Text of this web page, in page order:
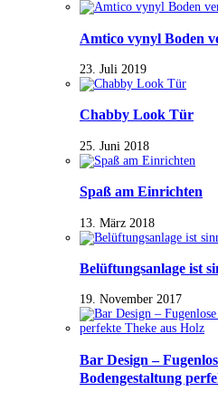
Amtico vynyl Boden
23. Juli 2019
Chabby Look Tür
25. Juni 2018
Spaß am Einrichten
13. März 2018
Belüftungsanlage ist
19. November 2017
Bar Design –
Bodengestaltung